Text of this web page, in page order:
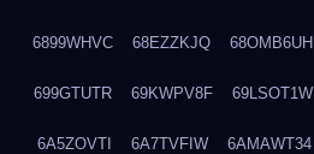
6899WHVC 68EZZKJQ 68OMB6UH
699GTUTR 69KWPV8F 69LSOT1W
6A5ZOVTI 6A7TVFIW 6AMAWT34